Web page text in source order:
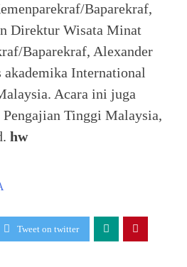
Baparekraf,
Direktur Wisata Minat
Baparekraf, Alexander
akademika International
Acara ini juga
Tinggi Malaysia,
hw
Tweet on twitter